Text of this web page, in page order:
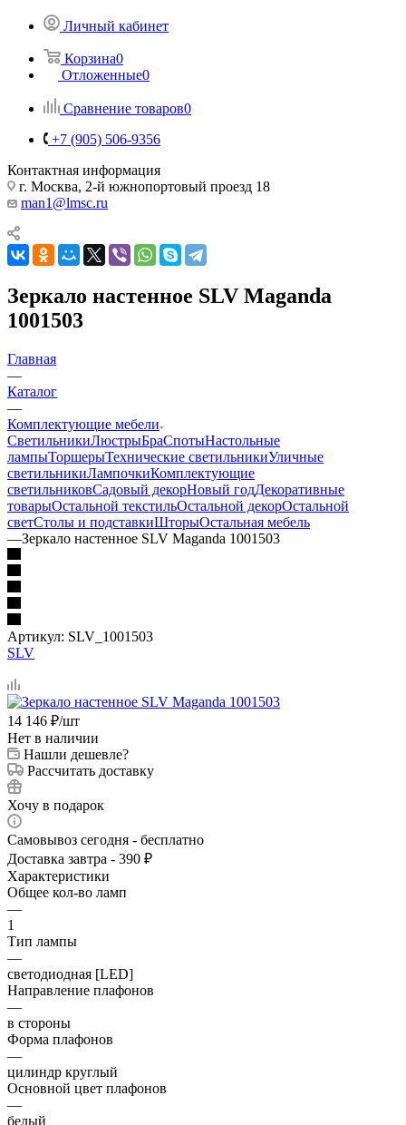
Личный кабинет
Корзина0
Отложенные0
Сравнение товаров0
+7 (905) 506-9356
Контактная информация
г. Москва, 2-й южнопортовый проезд 18
man1@lmsc.ru
Зеркало настенное SLV Maganda
1001503
Главная
—
Каталог
—
Комплектующие мебели
СветильникиЛюстрыБраСпотыНастольные
лампыТоршерыТехнические светильникиУличные
светильникиЛампочкиКомплектующие
светильниковСадовый декорНовый годДекоративные
товарыОстальной текстильОстальной декорОстальной
светСтолы и подставкиШторыОстальная мебель
—Зеркало настенное SLV Maganda 1001503
Артикул: SLV_1001503
SLV
14 146 ₽/шт
Нет в наличии
Нашли дешевле?
Рассчитать доставку
Хочу в подарок
Самовывоз сегодня - бесплатно
Доставка завтра - 390 ₽
Характеристики
Общее кол-во ламп
—
1
Тип лампы
—
светодиодная [LED]
Направление плафонов
—
в стороны
Форма плафонов
—
цилиндр круглый
Основной цвет плафонов
—
белый